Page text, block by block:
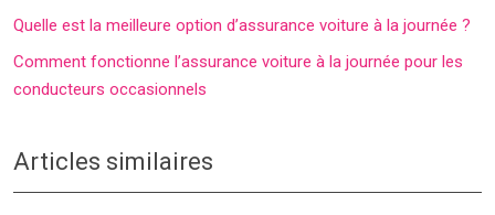
Quelle est la meilleure option d’assurance voiture à la journée ?
Comment fonctionne l’assurance voiture à la journée pour les
conducteurs occasionnels
Articles similaires